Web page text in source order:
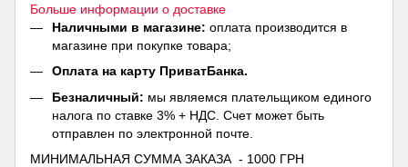
Больше информации о доставке
Наличными в магазине: оплата производится в
магазине при покупке товара;
Оплата на карту ПриватБанка.
Безналичный: мы являемся плательщиком единого
налога по ставке 3% + НДС. Счет может быть
отправлен по электронной почте.
МИНИМАЛЬНАЯ СУММА ЗАКАЗА - 1000 ГРН